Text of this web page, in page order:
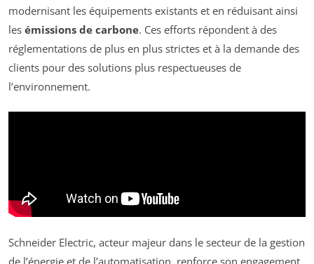
modernisant les équipements existants et en réduisant ainsi
les émissions de carbone. Ces efforts répondent à des
réglementations de plus en plus strictes et à la demande des
clients pour des solutions plus respectueuses de
l’environnement.
Schneider Electric, acteur majeur dans le secteur de la gestion
de l’énergie et de l’automatisation, renforce son engagement